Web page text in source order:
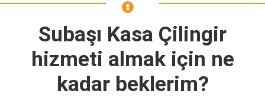
Subaşı Kasa Çilingir
hizmeti almak için ne
kadar beklerim?